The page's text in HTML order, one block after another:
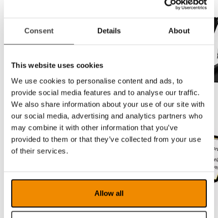
Consent Details About
This website uses cookies
We use cookies to personalise content and ads, to
provide social media features and to analyse our traffic.
We also share information about your use of our site with
our social media, advertising and analytics partners who
may combine it with other information that you’ve
provided to them or that they’ve collected from your use
of their services.
Allow all